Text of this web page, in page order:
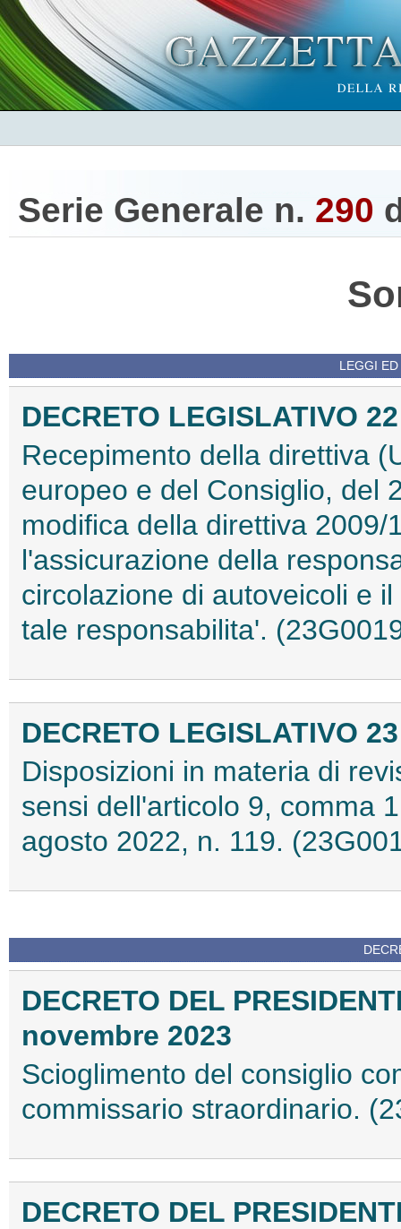
Serie Generale n. 290
LEGGI
DECRETO LEGISLATIVO
Recepimento della direttiva
europeo e del Consiglio, del
modifica della direttiva 2009/
l'assicurazione della
circolazione di autoveicoli e
tale responsabilita'.
DECRETO LEGISLATIVO
Disposizioni in materia di
sensi dell'articolo 9, comma
agosto 2022, n. 119.
DECRETO DEL
novembre 2023
Scioglimento del consiglio
commissario straordinario.
DECRETO DEL